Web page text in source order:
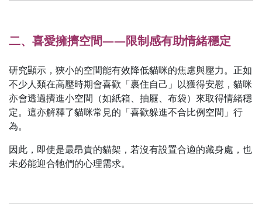
二、喜愛擁擠空間——限制感有助情緒穩定
研究顯示，狹小的空間能有效降低貓咪的焦慮與壓力。正如
不少人類在高壓時期會喜歡「裹住自己」以獲得安慰，貓咪
亦會透過擠進小空間（如紙箱、抽屜、布袋）來取得情緒穩
定。這亦解釋了貓咪常見的「喜歡躲進不合比例空間」行
為。
因此，即使是最昂貴的貓架，若沒有設置合適的藏身處，也
未必能迎合牠們的心理需求。